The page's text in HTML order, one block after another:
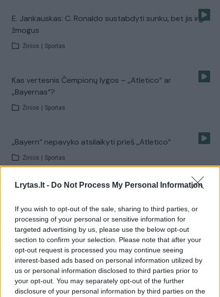
Lrytas.lt - Do Not Process My Personal Information
If you wish to opt-out of the sale, sharing to third parties, or
processing of your personal or sensitive information for
targeted advertising by us, please use the below opt-out
section to confirm your selection. Please note that after your
opt-out request is processed you may continue seeing
interest-based ads based on personal information utilized by
us or personal information disclosed to third parties prior to
your opt-out. You may separately opt-out of the further
disclosure of your personal information by third parties on the
E. Jankauskas: C. Ronaldo sustabdyti sunku, bet jis irgi
žmogus
Žinios Sportas
Kas vertesnis Čempionų lygos – „Atletico“ ar
„Bayernas“?
Žinios Sportas
„Bayern“ nepavyko atsilaikyti prieš „Atletico“
Žinios Sportas
Ar „Bayern“ pavyks pralaužti „Atletico“ gynybą?
Žinios | Sportas
Lyg dievas sutiktas C. Ronaldo ves „Real“ į kovą
Mančesteryje
Žinios | Sportas